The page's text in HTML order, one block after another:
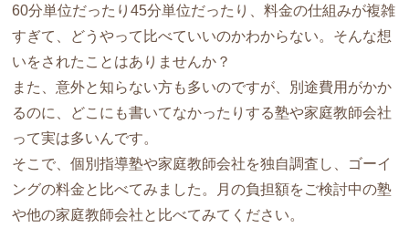
60分単位だったり45分単位だったり、料金の仕組みが複雑
すぎて、どうやって比べていいのかわからない。そんな想
いをされたことはありませんか？
また、意外と知らない方も多いのですが、別途費用がかか
るのに、どこにも書いてなかったりする塾や家庭教師会社
って実は多いんです。
そこで、個別指導塾や家庭教師会社を独自調査し、ゴーイ
ングの料金と比べてみました。月の負担額をご検討中の塾
や他の家庭教師会社と比べてみてください。